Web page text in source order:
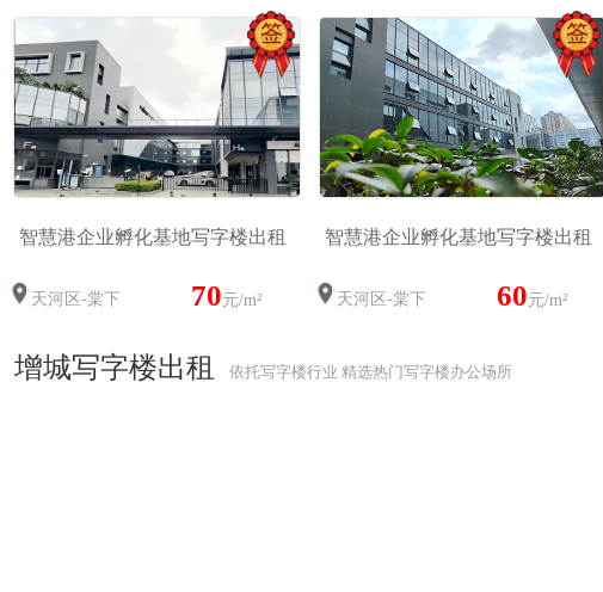
智慧港企业孵化基地写字楼出租
天河区-棠下 70元/m²
智慧港企业孵化基地写字楼出租
天河区-棠下 60元/m²
增城写字楼出租 依托写字楼行业 精选热门写字楼办公场所